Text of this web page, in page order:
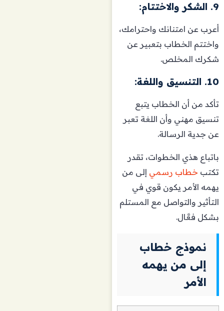
9. الشكر والاختتام:
أعرب عن امتنانك واحترامك،
واختتم الخطاب بتعبير عن
شكرك المخلص.
10. التنسيق واللغة:
تأكد من أن الخطاب يتبع
تنسيق مهني وأن اللغة تعبر
عن جدية الرسالة.
باتباع هذي الخطوات، تقدر
تكتب خطاب رسمي إلى من
يهمه الأمر يكون قوي في
التأثير والتواصل مع المستلم
بشكل فعَّال.
نموذج خطاب
إلى من يهمه
الأمر